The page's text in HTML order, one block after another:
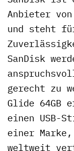
Anbieter
und steht
SanDisk
gerecht zu
Glide 64GB
einen USB-
einer
weltweit